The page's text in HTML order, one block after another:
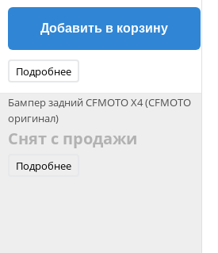
Добавить в корзину
Подробнее
Бампер задний CFMOTO X4 (CFMOTO
оригинал)
Снят с продажи
Подробнее